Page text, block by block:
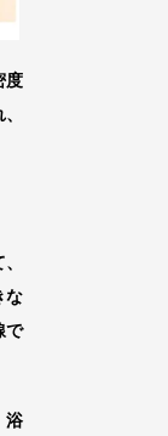
度
な
で
浴